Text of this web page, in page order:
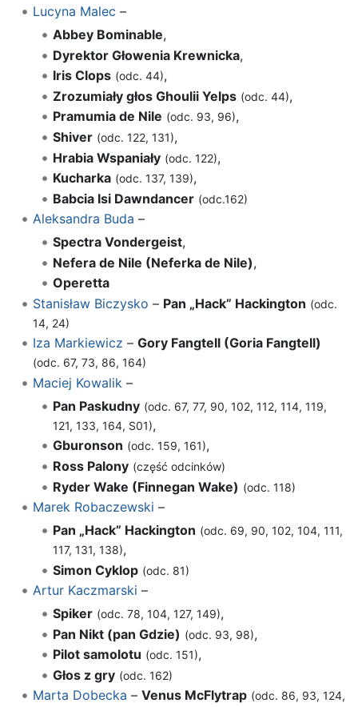
Lucyna Malec –
Abbey Bominable,
Dyrektor Głowenia Krewnicka,
Iris Clops (odc. 44),
Zrozumiały głos Ghoulii Yelps (odc. 44),
Pramumia de Nile (odc. 93, 96),
Shiver (odc. 122, 131),
Hrabia Wspaniały (odc. 122),
Kucharka (odc. 137, 139),
Babcia Isi Dawndancer (odc.162)
Aleksandra Buda –
Spectra Vondergeist,
Nefera de Nile (Neferka de Nile),
Operetta
Stanisław Biczysko – Pan „Hack” Hackington (odc.
14, 24)
Iza Markiewicz – Gory Fangtell (Goria Fangtell)
(odc. 67, 73, 86, 164)
Maciej Kowalik–
Pan Paskudny (odc. 67, 77, 90, 102, 112, 114, 119,
121, 133, 164, S01),
Gburonson (odc. 159, 161),
Ross Palony (część odcinków)
Ryder Wake (Finnegan Wake) (odc. 118)
Marek Robaczewski –
Pan „Hack” Hackington (odc. 69, 90, 102, 104, 111,
117, 131, 138),
Simon Cyklop (odc. 81)
Artur Kaczmarski –
Spiker (odc. 78, 104, 127, 149),
Pan Nikt (pan Gdzie) (odc. 93, 98),
Pilot samolotu (odc. 151),
Głos z gry (odc. 162)
Marta Dobecka – Venus McFlytrap (odc. 86, 93, 124,